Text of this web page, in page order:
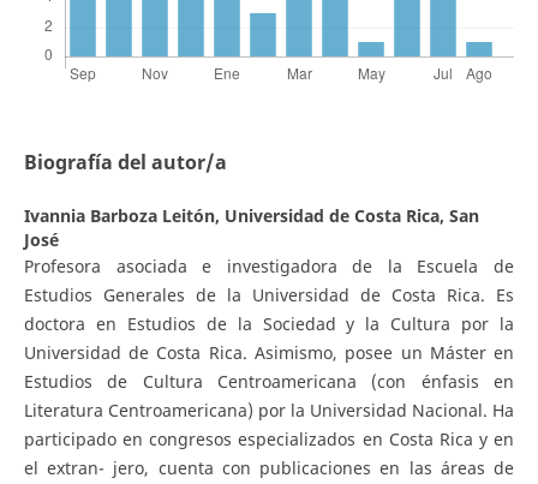
Biografía del autor/a
Ivannia Barboza Leitón, Universidad de Costa Rica, San
José
Profesora asociada e investigadora de la Escuela de
Estudios Generales de la Universidad de Costa Rica. Es
doctora en Estudios de la Sociedad y la Cultura por la
Universidad de Costa Rica. Asimismo, posee un Máster en
Estudios de Cultura Centroamericana (con énfasis en
Literatura Centroamericana) por la Universidad Nacional. Ha
participado en congresos especializados en Costa Rica y en
el extran- jero, cuenta con publicaciones en las áreas de